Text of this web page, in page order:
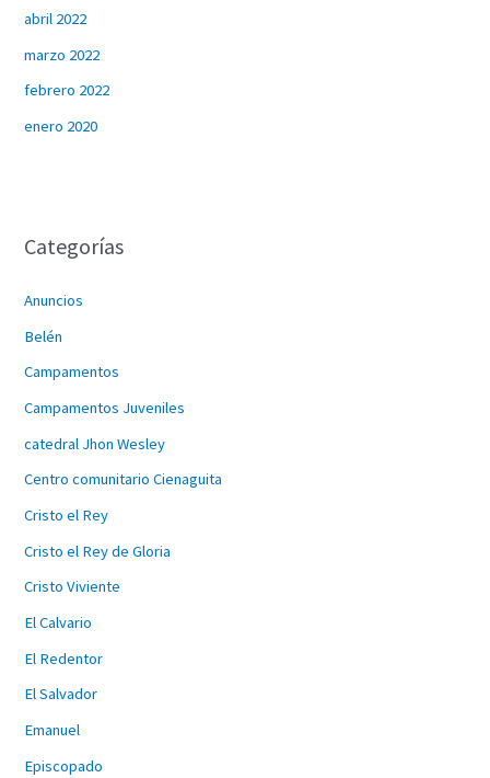
abril 2022
marzo 2022
febrero 2022
enero 2020
Categorías
Anuncios
Belén
Campamentos
Campamentos Juveniles
catedral Jhon Wesley
Centro comunitario Cienaguita
Cristo el Rey
Cristo el Rey de Gloria
Cristo Viviente
El Calvario
El Redentor
El Salvador
Emanuel
Episcopado